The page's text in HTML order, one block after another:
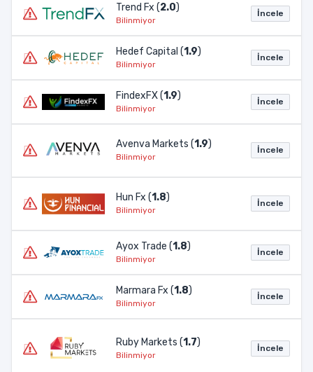
Trend Fx (2.0)
Bilinmiyor
İncele
Hedef Capital (1.9)
Bilinmiyor
İncele
FindexFX (1.9)
Bilinmiyor
İncele
Avenva Markets (1.9)
Bilinmiyor
İncele
Hun Fx (1.8)
Bilinmiyor
İncele
Ayox Trade (1.8)
Bilinmiyor
İncele
Marmara Fx (1.8)
Bilinmiyor
İncele
Ruby Markets (1.7)
Bilinmiyor
İncele